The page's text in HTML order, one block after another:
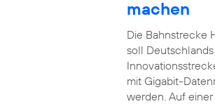
machen
Die Bahnstrecke
soll Deutschlands
mit Gigabit-
werden. Auf